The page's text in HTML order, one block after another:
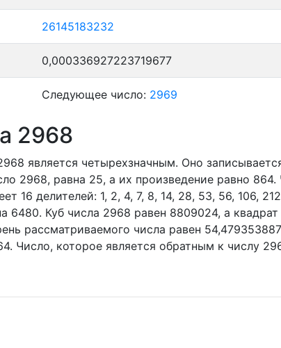
26145183232
0,000336927223719677
Следующее число: 2969
2968
является четырехзначным. Оно
2968, равна 25, а их произведение равно 864.
16 делителей: 1, 2, 4, 7, 8, 14, 28, 53, 56, 106,
6480. Куб числа 2968 равен 8809024, а квадрат
рассматриваемого числа равен
Число, которое является обратным к числу